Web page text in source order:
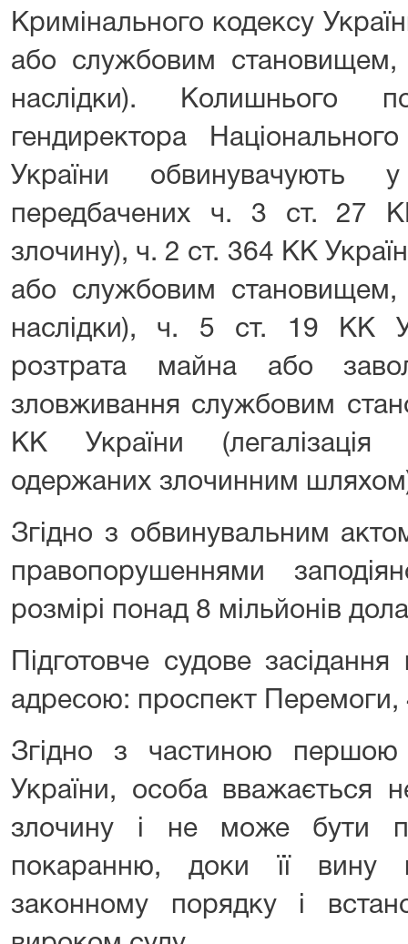
Кримінального кодексу
або службовим становищем,
наслідки). Колишнього
гендиректора
України обвинувачують
передбачених ч. 3 ст. 27 КК
злочину), ч. 2 ст. 364 КК
або службовим становищем,
наслідки), ч. 5 ст. 19 КК
розтрата майна або
зловживання службовим
КК України (легалізація
одержаних злочинним
Згідно з обвинувальним
правопорушеннями
розмірі понад 8 мільйонів
Підготовче судове
адресою: проспект Перемоги,
Згідно з частиною першою
України, особа вважається
злочину і не може бути
покаранню, доки її
законному порядку і